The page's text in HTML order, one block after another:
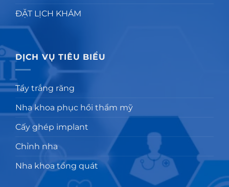
ĐẶT LỊCH KHÁM
DỊCH VỤ TIÊU BIỂU
Tẩy trắng răng
Nha khoa phục hồi thẩm mỹ
Cấy ghép implant
Chỉnh nha
Nha khoa tổng quát